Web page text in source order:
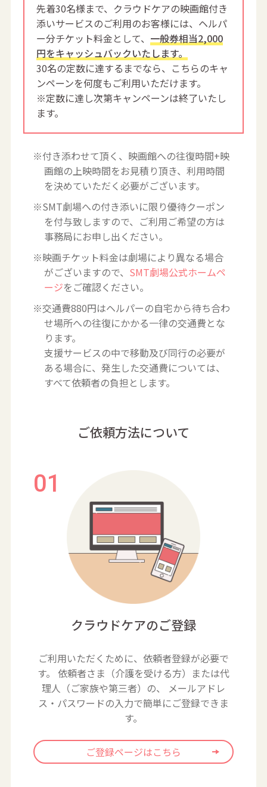
先着30名様まで、クラウドケアの映画館付き
添いサービスのご利用のお客様には、ヘルパ
ー分チケット料金として、 一般券相当2,000
円をキャッシュバックいたします。
30名の定数に達するまでなら、こちらのキャ
ンペーンを何度もご利用いただけます。
※定数に達し次第キャンペーンは終了いたし
ます。
※付き添わせて頂く、映画館への往復時間+映
画館の上映時間をお見積り頂き、利用時間
を決めていただく必要がございます。
※SMT劇場への付き添いに限り優待クーポン
を付与致しますので、ご利用ご希望の方は
事務局にお申し出ください。
※映画チケット料金は劇場により異なる場合
がございますので、 SMT劇場公式ホームペ
ージをご確認ください。
※交通費880円はヘルパーの自宅から待ち合わ
せ場所への往復にかかる一律の交通費とな
ります。
支援サービスの中で移動及び同行の必要が
ある場合に、発生した交通費については、
すべて依頼者の負担とします。
ご依頼方法について
クラウドケアのご登録
ご利用いただくために、依頼者登録が必要で
す。 依頼者さま（介護を受ける方）または代
理人（ご家族や第三者）の、
メールアドレ
ス・パスワードの入力で簡単にご登録できま
す。
ご登録ページはこちら